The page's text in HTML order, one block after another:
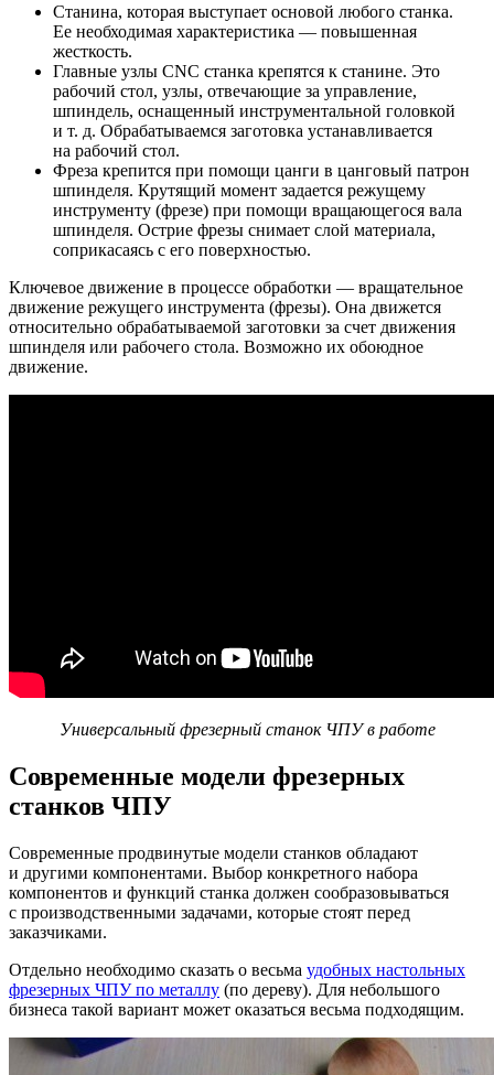
Станина, которая выступает основой любого станка.
Ее необходимая характеристика — повышенная
жесткость.
Главные узлы CNC станка крепятся к станине. Это
рабочий стол, узлы, отвечающие за управление,
шпиндель, оснащенный инструментальной головкой
и т. д. Обрабатываемся заготовка устанавливается
на рабочий стол.
Фреза крепится при помощи цанги в цанговый патрон
шпинделя. Крутящий момент задается режущему
инструменту (фрезе) при помощи вращающегося вала
шпинделя. Острие фрезы снимает слой материала,
соприкасаясь с его поверхностью.
Ключевое движение в процессе обработки — вращательное
движение режущего инструмента (фрезы). Она движется
относительно обрабатываемой заготовки за счет движения
шпинделя или рабочего стола. Возможно их обоюдное
движение.
Универсальный фрезерный станок ЧПУ в работе
Современные модели фрезерных
станков ЧПУ
Современные продвинутые модели станков обладают
и другими компонентами. Выбор конкретного набора
компонентов и функций станка должен сообразовываться
с производственными задачами, которые стоят перед
заказчиками.
Отдельно необходимо сказать о весьма удобных настольных
фрезерных ЧПУ по металлу (по дереву). Для небольшого
бизнеса такой вариант может оказаться весьма подходящим.